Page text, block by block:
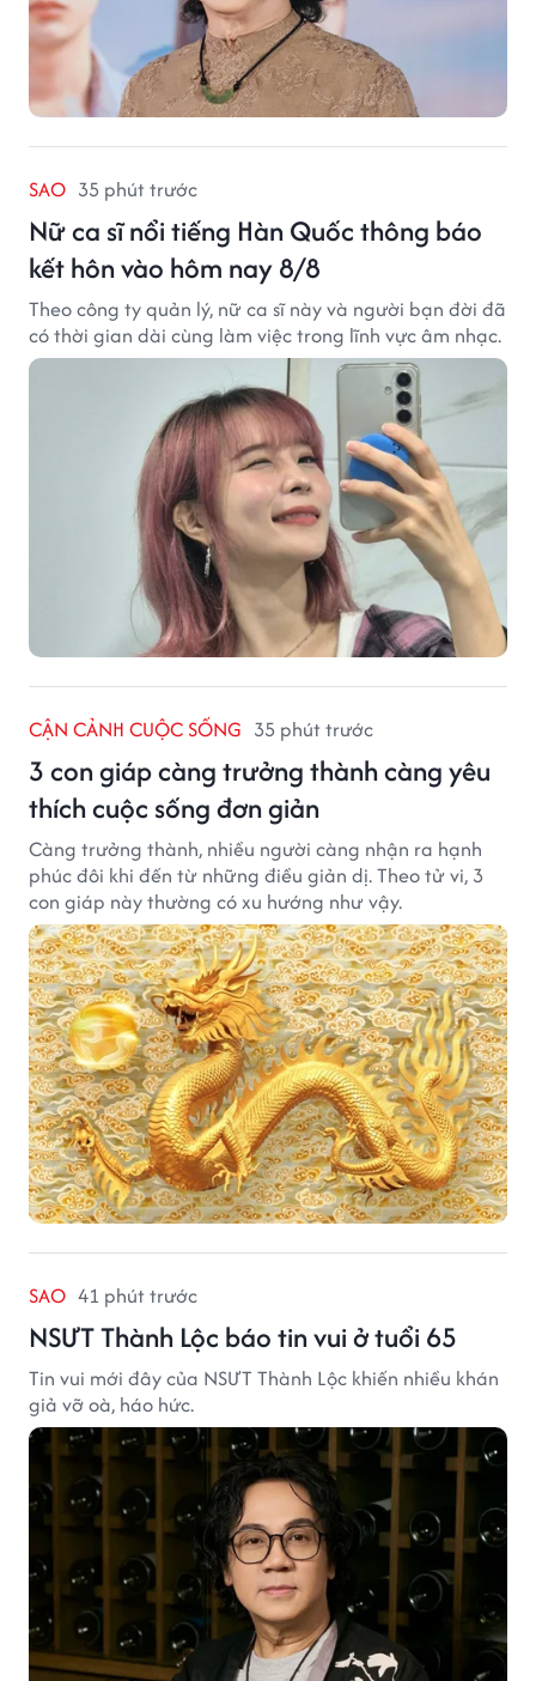
SAO 35 phút trước
Nữ ca sĩ nổi tiếng Hàn Quốc thông báo
kết hôn vào hôm nay 8/8
Theo công ty quản lý, nữ ca sĩ này và người bạn đời đã
có thời gian dài cùng làm việc trong lĩnh vực âm nhạc.
CẬN CẢNH CUỘC SỐNG 35 phút trước
3 con giáp càng trưởng thành càng yêu
thích cuộc sống đơn giản
Càng trưởng thành, nhiều người càng nhận ra hạnh
phúc đôi khi đến từ những điều giản dị. Theo tử vi, 3
con giáp này thường có xu hướng như vậy.
SAO 41 phút trước
NSƯT Thành Lộc báo tin vui ở tuổi 65
Tin vui mới đây của NSƯT Thành Lộc khiến nhiều khán
giả vỡ oà, háo hức.